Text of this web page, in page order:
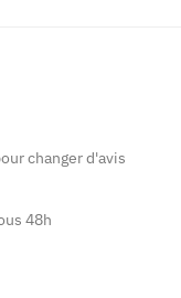
changer d'avis
48h